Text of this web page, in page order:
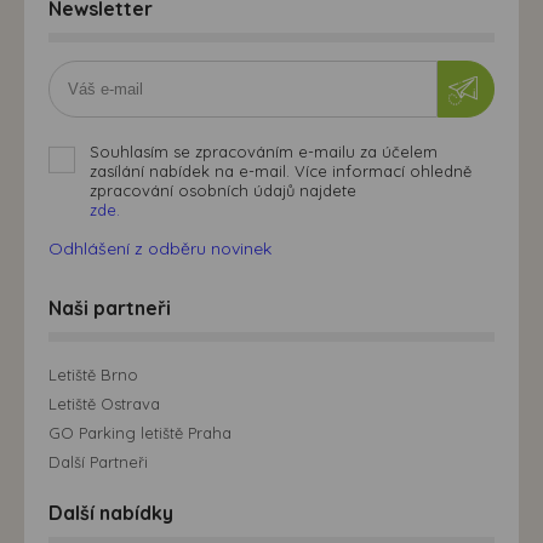
Newsletter
Souhlasím se zpracováním e-mailu za účelem
zasílání nabídek na e-mail. Více informací ohledně
zpracování osobních údajů najdete
zde.
Odhlášení z odběru novinek
Naši partneři
Letiště Brno
Letiště Ostrava
GO Parking letiště Praha
Další Partneři
Další nabídky